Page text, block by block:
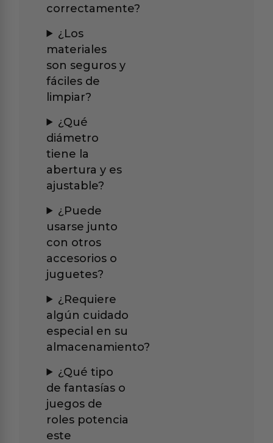
correctamente?
¿Los
materiales
son seguros y
fáciles de
limpiar?
¿Qué
diámetro
tiene la
abertura y es
ajustable?
¿Puede
usarse junto
con otros
accesorios o
juguetes?
¿Requiere
algún cuidado
especial en su
almacenamiento?
¿Qué tipo
de fantasías o
juegos de
roles potencia
este